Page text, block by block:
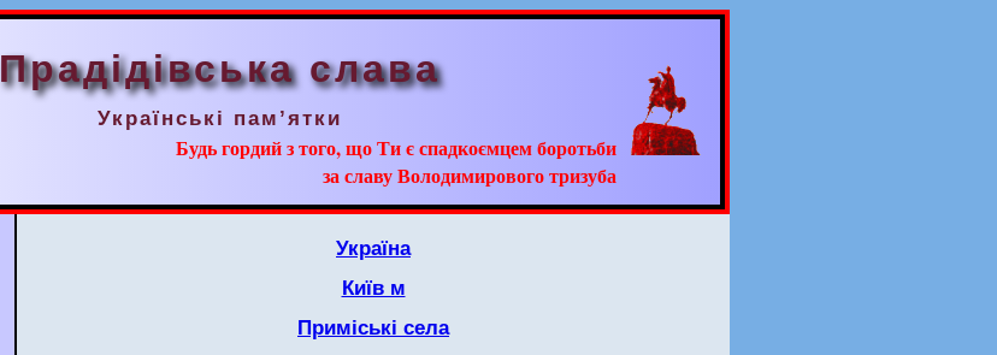
Прадідівська слава
Українські пам’ятки
Будь гордий з того, що Ти є спадкоємцем боротьби
за славу Володимирового тризуба
Україна
Київ м
Приміські села